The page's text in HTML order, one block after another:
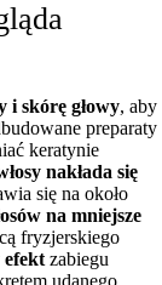
i skórę głowy, aby
preparaty
keratynie
nakłada się
się na około
na mniejsze
fryzjerskiego
efekt zabiegu
udanego